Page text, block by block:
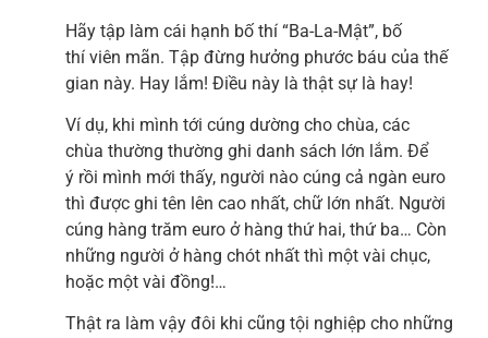
Hãy tập làm cái hạnh bố thí “Ba-La-Mật”, bố
thí viên mãn. Tập đừng hưởng phước báu của thế
gian này. Hay lắm! Điều này là thật sự là hay!
Ví dụ, khi mình tới cúng dường cho chùa, các
chùa thường thường ghi danh sách lớn lắm. Để
ý rồi mình mới thấy, người nào cúng cả ngàn euro
thì được ghi tên lên cao nhất, chữ lớn nhất. Người
cúng hàng trăm euro ở hàng thứ hai, thứ ba… Còn
những người ở hàng chót nhất thì một vài chục,
hoặc một vài đồng!…
Thật ra làm vậy đôi khi cũng tội nghiệp cho những